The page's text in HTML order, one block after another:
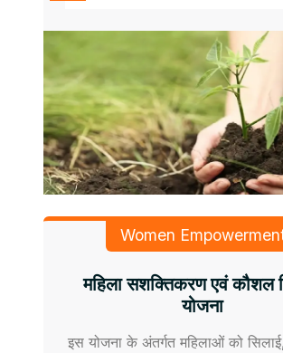
Women
महिला सशक्तिकरण एवं कौशल
योजना
इस योजना के अंतर्गत महिलाओं को